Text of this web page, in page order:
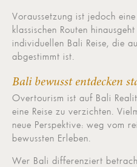
Voraussetzung ist jedoch
klassischen Routen
individuellen Bali Reise, die
abgestimmt ist.
Bali bewusst entdecken
Overtourism ist auf Bali
eine Reise zu verzichten.
neue Perspektive: weg vom
bewussten Erleben.
Wer Bali differenziert